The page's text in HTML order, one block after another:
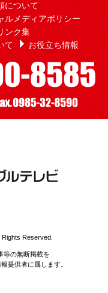
について
ルメディアポリシー
ンク集
て お役立ち情報
Reserved.
等の無断掲載を
提供者に属します。